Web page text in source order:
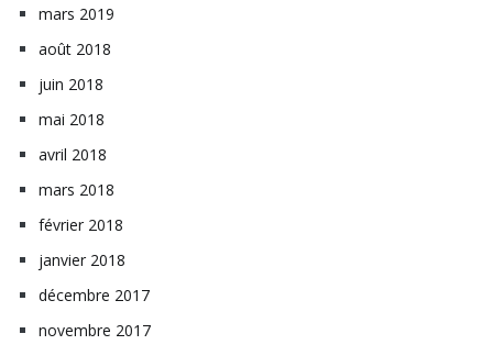
mars 2019
août 2018
juin 2018
mai 2018
avril 2018
mars 2018
février 2018
janvier 2018
décembre 2017
novembre 2017